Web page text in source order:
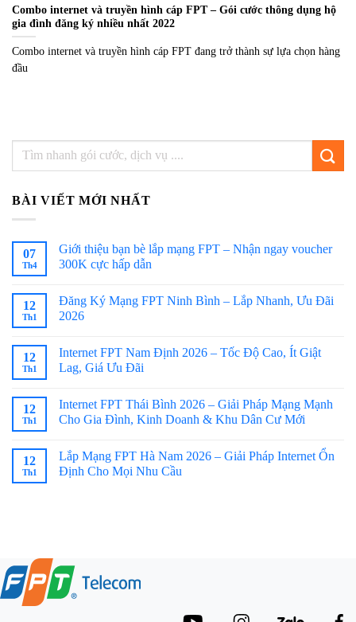
Combo internet và truyền hình cáp FPT – Gói cước thông dụng hộ
gia đình đăng ký nhiều nhất 2022
Combo internet và truyền hình cáp FPT đang trở thành sự lựa chọn hàng
đầu
BÀI VIẾT MỚI NHẤT
07
Th4
Giới thiệu bạn bè lắp mạng FPT – Nhận ngay voucher
300K cực hấp dẫn
12
Th1
Đăng Ký Mạng FPT Ninh Bình – Lắp Nhanh, Ưu Đãi
2026
12
Th1
Internet FPT Nam Định 2026 – Tốc Độ Cao, Ít Giật
Lag, Giá Ưu Đãi
12
Th1
Internet FPT Thái Bình 2026 – Giải Pháp Mạng Mạnh
Cho Gia Đình, Kinh Doanh & Khu Dân Cư Mới
12
Th1
Lắp Mạng FPT Hà Nam 2026 – Giải Pháp Internet Ổn
Định Cho Mọi Nhu Cầu